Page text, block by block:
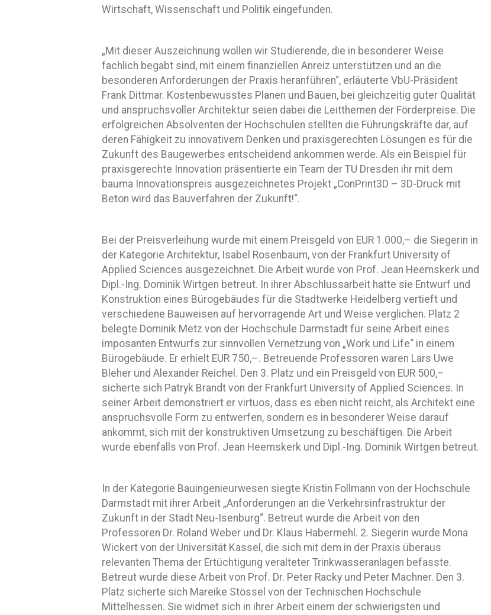
Wirtschaft, Wissenschaft und Politik eingefunden.
„Mit dieser Auszeichnung wollen wir Studierende, die in besonderer Weise
fachlich begabt sind, mit einem finanziellen Anreiz unterstützen und an die
besonderen Anforderungen der Praxis heranführen“, erläuterte VbU-Präsident
Frank Dittmar. Kostenbewusstes Planen und Bauen, bei gleichzeitig guter Qualität
und anspruchsvoller Architektur seien dabei die Leitthemen der Förderpreise. Die
erfolgreichen Absolventen der Hochschulen stellten die Führungskräfte dar, auf
deren Fähigkeit zu innovativem Denken und praxisgerechten Lösungen es für die
Zukunft des Baugewerbes entscheidend ankommen werde. Als ein Beispiel für
praxisgerechte Innovation präsentierte ein Team der TU Dresden ihr mit dem
bauma Innovationspreis ausgezeichnetes Projekt „ConPrint3D – 3D-Druck mit
Beton wird das Bauverfahren der Zukunft!“.
Bei der Preisverleihung wurde mit einem Preisgeld von EUR 1.000,– die Siegerin in
der Kategorie Architektur, Isabel Rosenbaum, von der Frankfurt University of
Applied Sciences ausgezeichnet. Die Arbeit wurde von Prof. Jean Heemskerk und
Dipl.-Ing. Dominik Wirtgen betreut. In ihrer Abschlussarbeit hatte sie Entwurf und
Konstruktion eines Bürogebäudes für die Stadtwerke Heidelberg vertieft und
verschiedene Bauweisen auf hervorragende Art und Weise verglichen. Platz 2
belegte Dominik Metz von der Hochschule Darmstadt für seine Arbeit eines
imposanten Entwurfs zur sinnvollen Vernetzung von „Work und Life“ in einem
Bürogebäude. Er erhielt EUR 750,–. Betreuende Professoren waren Lars Uwe
Bleher und Alexander Reichel. Den 3. Platz und ein Preisgeld von EUR 500,–
sicherte sich Patryk Brandt von der Frankfurt University of Applied Sciences. In
seiner Arbeit demonstriert er virtuos, dass es eben nicht reicht, als Architekt eine
anspruchsvolle Form zu entwerfen, sondern es in besonderer Weise darauf
ankommt, sich mit der konstruktiven Umsetzung zu beschäftigen. Die Arbeit
wurde ebenfalls von Prof. Jean Heemskerk und Dipl.-Ing. Dominik Wirtgen betreut.
In der Kategorie Bauingenieurwesen siegte Kristin Follmann von der Hochschule
Darmstadt mit ihrer Arbeit „Anforderungen an die Verkehrsinfrastruktur der
Zukunft in der Stadt Neu-Isenburg“. Betreut wurde die Arbeit von den
Professoren Dr. Roland Weber und Dr. Klaus Habermehl. 2. Siegerin wurde Mona
Wickert von der Universität Kassel, die sich mit dem in der Praxis überaus
relevanten Thema der Ertüchtigung veralteter Trinkwasseranlagen befasste.
Betreut wurde diese Arbeit von Prof. Dr. Peter Racky und Peter Machner. Den 3.
Platz sicherte sich Mareike Stössel von der Technischen Hochschule
Mittelhessen. Sie widmet sich in ihrer Arbeit einem der schwierigsten und